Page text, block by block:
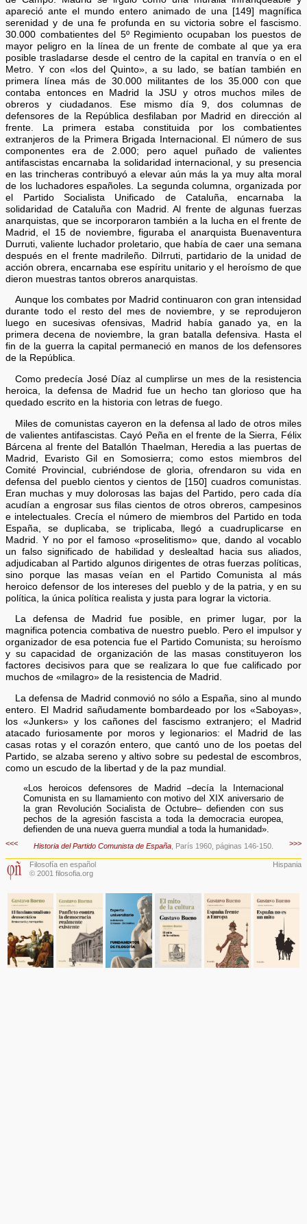
apareció ante el mundo entero animado de una [149] magnífica
serenidad y de una fe profunda en su victoria sobre el fascismo.
30.000 combatientes del 5º Regimiento ocupaban los puestos de
mayor peligro en la línea de un frente de combate al que ya era
posible trasladarse desde el centro de la capital en tranvía o en el
Metro. Y con «los del Quinto», a su lado, se batían también en
primera línea más de 30.000 militantes de los 35.000 con que
contaba entonces en Madrid la JSU y otros muchos miles de
obreros y ciudadanos. Ese mismo día 9, dos columnas de
defensores de la República desfilaban por Madrid en dirección al
frente. La primera estaba constituida por los combatientes
extranjeros de la Primera Brigada Internacional. El número de sus
componentes era de 2.000; pero aquel puñado de valientes
antifascistas encarnaba la solidaridad internacional, y su presencia
en las trincheras contribuyó a elevar aún más la ya muy alta moral
de los luchadores españoles. La segunda columna, organizada por
el Partido Socialista Unificado de Cataluña, encarnaba la
solidaridad de Cataluña con Madrid. Al frente de algunas fuerzas
anarquistas, que se incorporaron también a la lucha en el frente de
Madrid, el 15 de noviembre, figuraba el anarquista Buenaventura
Durruti, valiente luchador proletario, que había de caer una semana
después en el frente madrileño. DiIrruti, partidario de la unidad de
acción obrera, encarnaba ese espíritu unitario y el heroísmo de que
dieron muestras tantos obreros anarquistas.
Aunque los combates por Madrid continuaron con gran intensidad
durante todo el resto del mes de noviembre, y se reprodujeron
luego en sucesivas ofensivas, Madrid había ganado ya, en la
primera decena de noviembre, la gran batalla defensiva. Hasta el
fin de la guerra la capital permaneció en manos de los defensores
de la República.
Como predecía José Díaz al cumplirse un mes de la resistencia
heroica, la defensa de Madrid fue un hecho tan glorioso que ha
quedado escrito en la historia con letras de fuego.
Miles de comunistas cayeron en la defensa al lado de otros miles
de valientes antifascistas. Cayó Peña en el frente de la Sierra, Félix
Bárcena al frente del Batallón Thaelman, Heredia a las puertas de
Madrid, Evaristo Gil en Somosierra; como estos miembros del
Comité Provincial, cubriéndose de gloria, ofrendaron su vida en
defensa del pueblo cientos y cientos de [150] cuadros comunistas.
Eran muchas y muy dolorosas las bajas del Partido, pero cada día
acudían a engrosar sus filas cientos de otros obreros, campesinos
e intelectuales. Crecía el número de miembros del Partido en toda
España, se duplicaba, se triplicaba, llegó a cuadruplicarse en
Madrid. Y no por el famoso «proselitismo» que, dando al vocablo
un falso significado de habilidad y deslealtad hacia sus aliados,
adjudicaban al Partido algunos dirigentes de otras fuerzas políticas,
sino porque las masas veían en el Partido Comunista al más
heroico defensor de los intereses del pueblo y de la patria, y en su
política, la única política realista y justa para lograr la victoria.
La defensa de Madrid fue posible, en primer lugar, por la
magnifica potencia combativa de nuestro pueblo. Pero el impulsor y
organizador de esa potencia fue el Partido Comunista; su heroísmo
y su capacidad de organización de las masas constituyeron los
factores decisivos para que se realizara lo que fue calificado por
muchos de «milagro» de la resistencia de Madrid.
La defensa de Madrid conmovió no sólo a España, sino al mundo
entero. El Madrid sañudamente bombardeado por los «Saboyas»,
los «Junkers» y los cañones del fascismo extranjero; el Madrid
atacado furiosamente por moros y legionarios: el Madrid de las
casas rotas y el corazón entero, que cantó uno de los poetas del
Partido, se alzaba sereno y altivo sobre su pedestal de escombros,
como un escudo de la libertad y de la paz mundial.
«Los heroicos defensores de Madrid –decía la Internacional
Comunista en su llamamiento con motivo del XIX aniversario de
la gran Revolución Socialista de Octubre– defienden con sus
pechos de la agresión fascista a toda la democracia europea,
defienden de una nueva guerra mundial a toda la humanidad».
<<< >>>
Historia del Partido Comunista de España , París 1960, páginas 146-150.
Filosofía en español
© 2001 filosofia.org
Hispania